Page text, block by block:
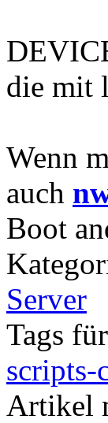
die mit
Wenn
auch
Boot
Server
Tags
scripts-
Artikel